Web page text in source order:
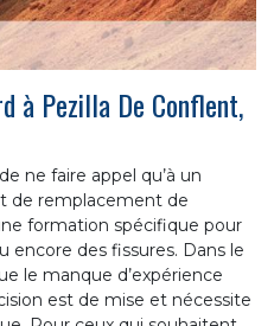
à Pezilla De Conflent,
ne faire appel qu’à un
de remplacement de
formation spécifique pour
encore des fissures. Dans le
le manque d’expérience
est de mise et nécessite